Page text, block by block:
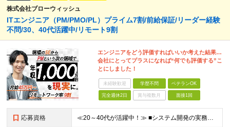
株式会社ブローウィッシュ
ITエンジニア（PM/PMO/PL）プライム7割/前給保証/リーダー経験
不問/30、40代活躍中/リモート9割
エンジニアをどう評価すればいいか考えた結果…
会社にとってプラスになれば“何でも評価する”こ
とにしました！
未経験歓迎 学歴不問 ベテランOK
完全週休2日 賞与複数月 面接1回
応募資格 ≪20～40代が活躍中！≫ ■システム開発の実務経験をお持ちの方(言語・年数・上流経験不問) ■学歴不問 ★PM・PL経験者はもちろん、「これからステップアップしたい」という方も歓迎します！ ≪こん